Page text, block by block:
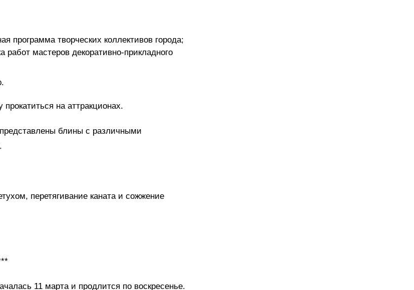
программа творческих коллективов города;
работ мастеров декоративно-прикладного
на аттракционах.
блины с различными
перетягивание каната и сожжение
11 марта и продлится по воскресенье.